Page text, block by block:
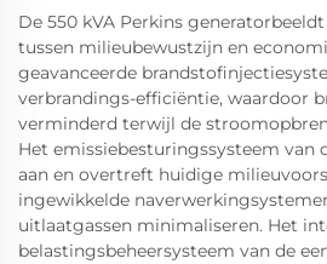
De 550 kVA Perkins
tussen milieubewustzijn en
geavanceerde
verbrandings-efficiëntie, waardoor
verminderd terwijl de
Het emissiebesturingssysteem van
aan en overtreft huidige
ingewikkelde
uitlaatgassen minimaliseren. Het
belastingsbeheersysteem van de